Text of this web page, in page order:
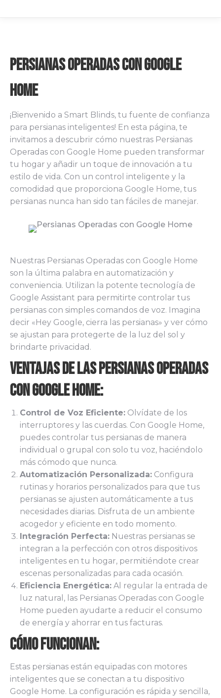
Persianas Operadas con Google
Home
¡Bienvenido a Smart Blinds, tu fuente de confianza
para persianas inteligentes! En esta página, te
invitamos a descubrir cómo nuestras Persianas
Operadas con Google Home pueden transformar
tu hogar y añadir un toque de innovación a tu
estilo de vida. Con un control inteligente y la
comodidad que proporciona Google Home, tus
persianas nunca han sido tan fáciles de manejar.
Nuestras Persianas Operadas con Google Home
son la última palabra en automatización y
conveniencia. Utilizan la potente tecnología de
Google Assistant para permitirte controlar tus
persianas con simples comandos de voz. Imagina
decir «Hey Google, cierra las persianas» y ver cómo
se ajustan para protegerte de la luz del sol y
brindarte privacidad.
Ventajas de las Persianas Operadas
con Google Home:
Control de Voz Eficiente: Olvídate de los
interruptores y las cuerdas. Con Google Home,
puedes controlar tus persianas de manera
individual o grupal con solo tu voz, haciéndolo
más cómodo que nunca.
Automatización Personalizada: Configura
rutinas y horarios personalizados para que tus
persianas se ajusten automáticamente a tus
necesidades diarias. Disfruta de un ambiente
acogedor y eficiente en todo momento.
Integración Perfecta: Nuestras persianas se
integran a la perfección con otros dispositivos
inteligentes en tu hogar, permitiéndote crear
escenas personalizadas para cada ocasión.
Eficiencia Energética: Al regular la entrada de
luz natural, las Persianas Operadas con Google
Home pueden ayudarte a reducir el consumo
de energía y ahorrar en tus facturas.
Cómo Funcionan:
Estas persianas están equipadas con motores
inteligentes que se conectan a tu dispositivo
Google Home. La configuración es rápida y sencilla,